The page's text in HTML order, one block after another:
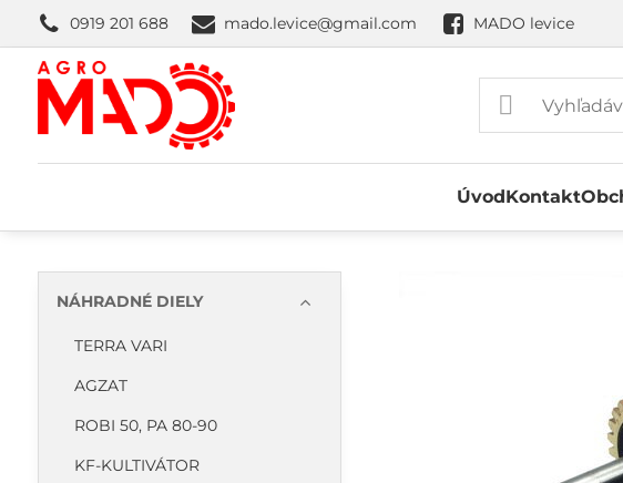
0919 201 688 mado.levice@gmail.com MADO levice
ÚvodKontakt
NÁHRADNÉ DIELY
TERRA VARI
AGZAT
ROBI 50, PA 80-90
KF-KULTIVÁTOR